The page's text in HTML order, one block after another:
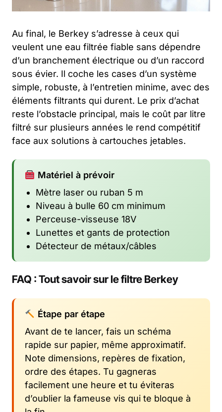
Au final, le Berkey s’adresse à ceux qui
veulent une eau filtrée fiable sans dépendre
d’un branchement électrique ou d’un raccord
sous évier. Il coche les cases d’un système
simple, robuste, à l’entretien minime, avec des
éléments filtrants qui durent. Le prix d’achat
reste l’obstacle principal, mais le coût par litre
filtré sur plusieurs années le rend compétitif
face aux solutions à cartouches jetables.
Matériel à prévoir
Mètre laser ou ruban 5 m
Niveau à bulle 60 cm minimum
Perceuse-visseuse 18V
Lunettes et gants de protection
Détecteur de métaux/câbles
FAQ : Tout savoir sur le filtre Berkey
Étape par étape
Avant de te lancer, fais un schéma
rapide sur papier, même approximatif.
Note dimensions, repères de fixation,
ordre des étapes. Tu gagneras
facilement une heure et tu éviteras
d’oublier la fameuse vis qui te bloque à